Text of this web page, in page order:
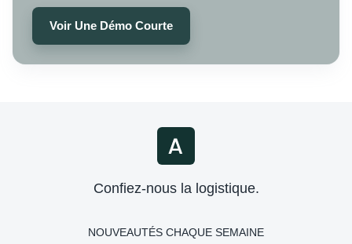
Voir Une Démo Courte
Confiez-nous la logistique.
NOUVEAUTÉS CHAQUE SEMAINE